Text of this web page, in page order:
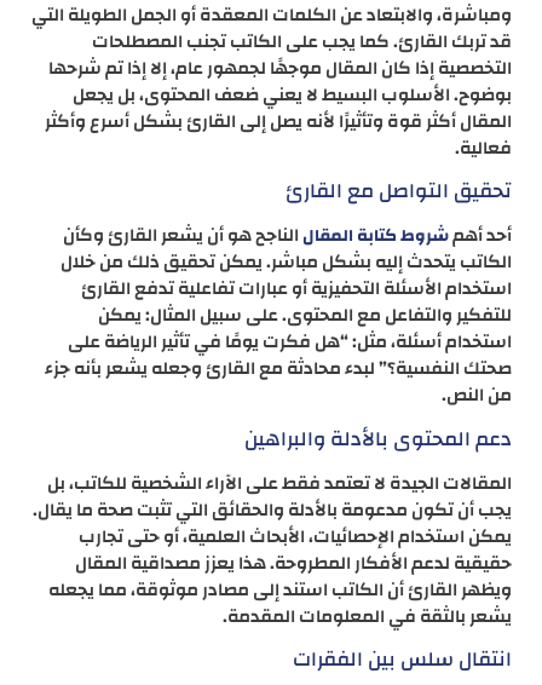
ومباشرة، والابتعاد عن الكلمات المعقدة أو الجمل الطويلة التي
قد تربك القارئ​. كما يجب على الكاتب تجنب المصطلحات
التخصصية إذا كان المقال موجهًا لجمهور عام، إلا إذا تم شرحها
بوضوح. الأسلوب البسيط لا يعني ضعف المحتوى، بل يجعل
المقال أكثر قوة وتأثيرًا لأنه يصل إلى القارئ بشكل أسرع وأكثر
فعالية.
تحقيق التواصل مع القارئ
أحد أهمشروط كتابة المقالالناجح هو أن يشعر القارئ وكأن
الكاتب يتحدث إليه بشكل مباشر. يمكن تحقيق ذلك من خلال
استخدام الأسئلة التحفيزية أو عبارات تفاعلية تدفع القارئ
للتفكير والتفاعل مع المحتوى​. على سبيل المثال: يمكن
استخدام أسئلة، مثل: “هل فكرت يومًا في تأثير الرياضة على
صحتك النفسية؟” لبدء محادثة مع القارئ وجعله يشعر بأنه جزء
من النص.
دعم المحتوى بالأدلة والبراهين
المقالات الجيدة لا تعتمد فقط على الآراء الشخصية للكاتب، بل
يجب أن تكون مدعومة بالأدلة والحقائق التي تثبت صحة ما يقال.
يمكن استخدام الإحصائيات، الأبحاث العلمية، أو حتى تجارب
حقيقية لدعم الأفكار المطروحة​. هذا يعزز مصداقية المقال
ويظهر القارئ أن الكاتب استند إلى مصادر موثوقة، مما يجعله
يشعر بالثقة في المعلومات المقدمة.
انتقال سلس بين الفقرات